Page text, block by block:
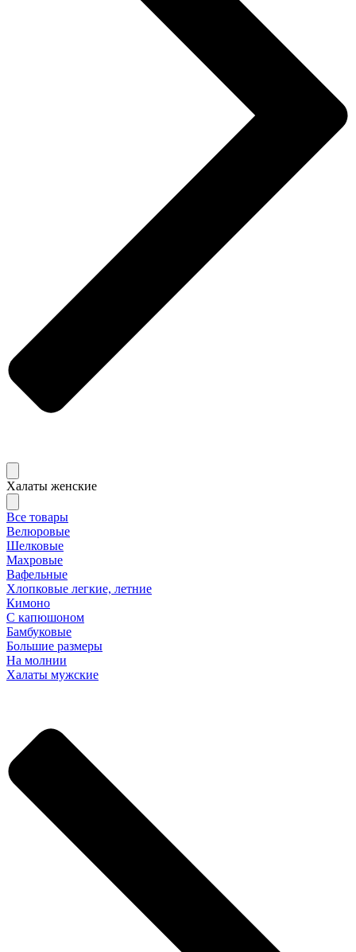
Халаты женские
Все товары
Велюровые
Шелковые
Махровые
Вафельные
Хлопковые легкие, летние
Кимоно
С капюшоном
Бамбуковые
Большие размеры
На молнии
Халаты мужские